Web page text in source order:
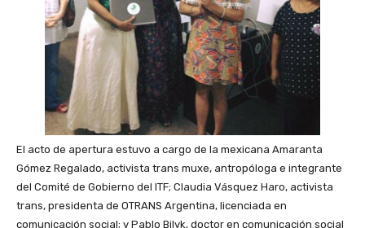
El acto de apertura estuvo a cargo de la mexicana Amaranta
Gómez Regalado, activista trans muxe, antropóloga e integrante
del Comité de Gobierno del ITF; Claudia Vásquez Haro, activista
trans, presidenta de OTRANS Argentina, licenciada en
comunicación social; y Pablo Bilyk, doctor en comunicación social